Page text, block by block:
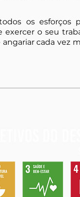
os esforços
exercer o seu
cada vez